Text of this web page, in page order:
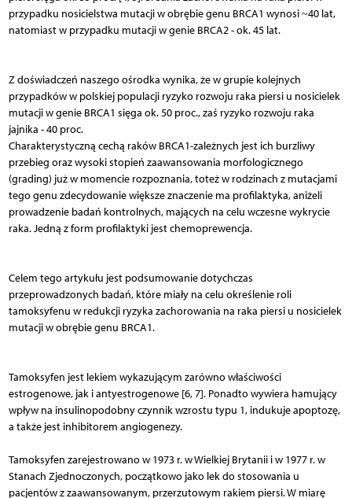
przypadku nosicielstwa mutacji w obrębie genu BRCA1 wynosi ~40 lat,
natomiast w przypadku mutacji w genie BRCA2 - ok. 45 lat.
Z doświadczeń naszego ośrodka wynika, że w grupie kolejnych
przypadków w polskiej populacji ryzyko rozwoju raka piersi u nosicielek
mutacji w genie BRCA1 sięga ok. 50 proc., zaś ryzyko rozwoju raka
jajnika - 40 proc.
Charakterystyczną cechą raków BRCA1-zależnych jest ich burzliwy
przebieg oraz wysoki stopień zaawansowania morfologicznego
(grading) już w momencie rozpoznania, toteż w rodzinach z mutacjami
tego genu zdecydowanie większe znaczenie ma profilaktyka, aniżeli
prowadzenie badań kontrolnych, mających na celu wczesne wykrycie
raka. Jedną z form profilaktyki jest chemoprewencja.
Celem tego artykułu jest podsumowanie dotychczas
przeprowadzonych badań, które miały na celu określenie roli
tamoksyfenu w redukcji ryzyka zachorowania na raka piersi u nosicielek
mutacji w obrębie genu BRCA1.
Tamoksyfen jest lekiem wykazującym zarówno właściwości
estrogenowe, jak i antyestrogenowe [6, 7]. Ponadto wywiera hamujący
wpływ na insulinopodobny czynnik wzrostu typu 1, indukuje apoptozę,
a także jest inhibitorem angiogenezy.
Tamoksyfen zarejestrowano w 1973 r. w Wielkiej Brytanii i w 1977 r. w
Stanach Zjednoczonych, początkowo jako lek do stosowania u
pacjentów z zaawansowanym, przerzutowym rakiem piersi. W miarę